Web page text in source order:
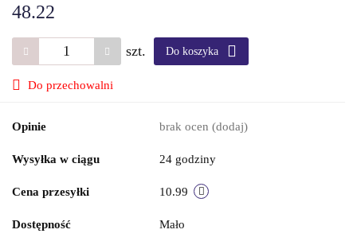
48.22
szt. Do koszyka
Do przechowalni
Opinie brak ocen (dodaj)
Wysyłka w ciągu 24 godziny
Cena przesyłki 10.99
Dostępność Mało